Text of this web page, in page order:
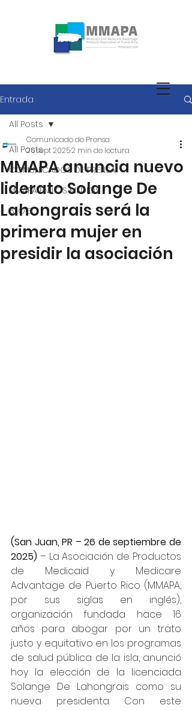
Entrada
All Posts
COMUNICADOS DE PRENSA
MMAPA EN LOS MEDIOS
BLOG
All Posts
MMAPA anuncia nuevo
liderato Solange De
Lahongrais será la
primera mujer en
presidir la asociación
Comunicado de Prensa
26 sept 20252 min de lectura
(San Juan, PR – 26 de septiembre de
2025) – La Asociación de Productos
de Medicaid y Medicare
Advantage de Puerto Rico (MMAPA,
por sus siglas en inglés),
organización fundada hace 16
años para abogar por un trato
justo y equitativo en los programas
de salud pública de la isla, anunció
hoy la elección de la licenciada
Solange De Lahongrais como su
nueva presidenta. Con este